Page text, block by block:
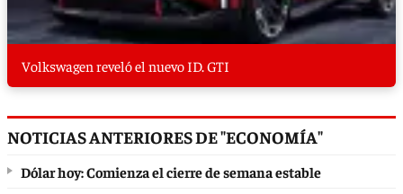
Volkswagen reveló el nuevo ID. GTI
NOTICIAS ANTERIORES DE "ECONOMÍA"
Dólar hoy: Comienza el cierre de semana estable